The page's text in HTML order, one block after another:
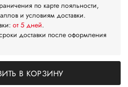
по карте лояльности,
и условиям доставки.
от 5 дней.
доставки после оформления
В КОРЗИНУ